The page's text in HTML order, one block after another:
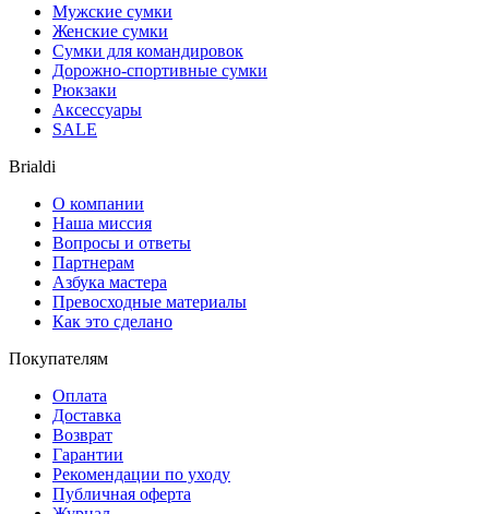
Мужские сумки
Женские сумки
Сумки для командировок
Дорожно-спортивные сумки
Рюкзаки
Аксессуары
SALE
Brialdi
О компании
Наша миссия
Вопросы и ответы
Партнерам
Азбука мастера
Превосходные материалы
Как это сделано
Покупателям
Оплата
Доставка
Возврат
Гарантии
Рекомендации по уходу
Публичная оферта